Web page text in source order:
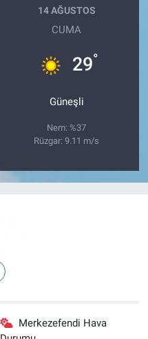
14 AĞUSTOS
CUMA
29°
Güneşli
Nem: %37
Rüzgar: 9.11 m/s
Merkezefendi Hava